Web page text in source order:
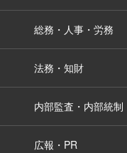
総務・人事・労務
法務・知財
内部監査・内部統制
広報・PR